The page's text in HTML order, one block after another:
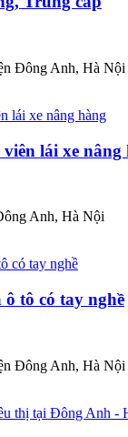
Đông Anh, Hà Nội
lái xe nâng
Anh, Hà Nội
tô có tay nghề
Đông Anh, Hà Nội